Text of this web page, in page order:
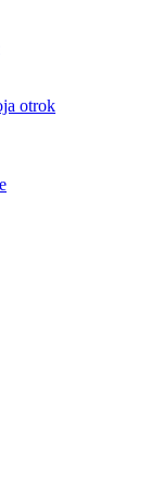
otrok